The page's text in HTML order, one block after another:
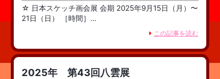
☆ 日本スケッチ画会展 会期 2025年9月15日（月）〜
21日（日） ［時間］...
この記事を読む
2025年 第43回八雲展